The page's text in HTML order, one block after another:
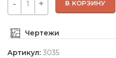
В КОРЗИНУ
Чертежи
Артикул: 3035